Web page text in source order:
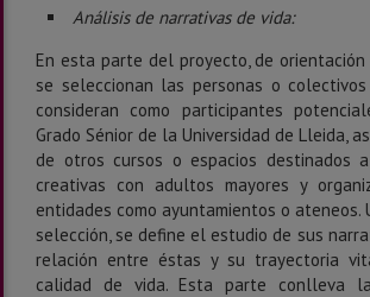
Análisis de narrativas de vida:
En esta parte del proyecto, de orientación
se seleccionan las personas o
consideran como participantes
Grado Sénior de la Universidad de Lleida,
de otros cursos o espacios destinados
creativas con adultos mayores y
entidades como ayuntamientos o ateneos.
selección, se define el estudio de sus
relación entre éstas y su trayectoria
calidad de vida. Esta parte conlleva